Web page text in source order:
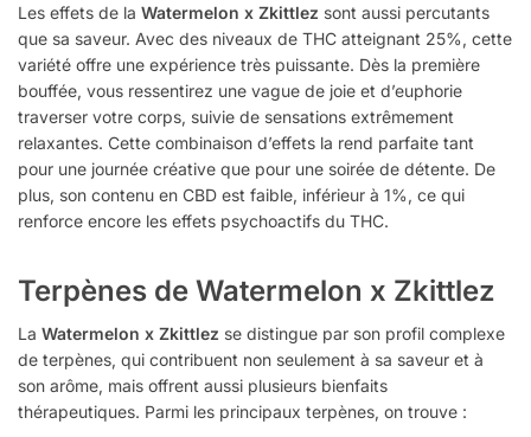
Les effets de la Watermelon x Zkittlez sont aussi percutants
que sa saveur. Avec des niveaux de THC atteignant 25%, cette
variété offre une expérience très puissante. Dès la première
bouffée, vous ressentirez une vague de joie et d’euphorie
traverser votre corps, suivie de sensations extrêmement
relaxantes. Cette combinaison d’effets la rend parfaite tant
pour une journée créative que pour une soirée de détente. De
plus, son contenu en CBD est faible, inférieur à 1%, ce qui
renforce encore les effets psychoactifs du THC.
Terpènes de Watermelon x Zkittlez
La Watermelon x Zkittlez se distingue par son profil complexe
de terpènes, qui contribuent non seulement à sa saveur et à
son arôme, mais offrent aussi plusieurs bienfaits
thérapeutiques. Parmi les principaux terpènes, on trouve :